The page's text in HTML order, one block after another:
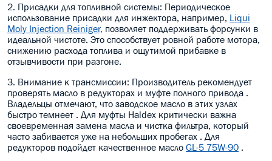
2. Присадки для топливной системы: Периодическое
использование присадки для инжектора, например, Liqui
Moly Injection Reiniger, позволяет поддерживать форсунки в
идеальной чистоте. Это способствует ровной работе мотора,
снижению расхода топлива и ощутимой прибавке в
отзывчивости при разгоне.
3. Внимание к трансмиссии: Производитель рекомендует
проверять масло в редукторах и муфте полного привода .
Владельцы отмечают, что заводское масло в этих узлах
быстро темнеет . Для муфты Haldex критически важна
своевременная замена масла и чистка фильтра, который
часто забивается уже на небольших пробегах . Для
редукторов подойдет качественное масло GL-5 75W-90 .